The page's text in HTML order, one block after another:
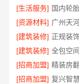
[生活服务]
[资源材料] 广州天
[建筑装修] 正规装
[建筑装修]
[招商加盟] 精装房
[招商加盟]